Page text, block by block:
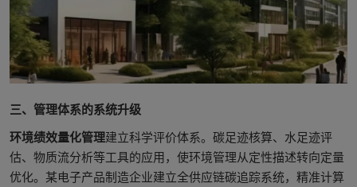
三、管理体系的系统升级
环境绩效量化管理建立科学评价体系。碳足迹核算、水足迹评
估、物质流分析等工具的应用，使环境管理从定性描述转向定量
优化。某电子产品制造企业建立全供应链碳追踪系统，精准计算